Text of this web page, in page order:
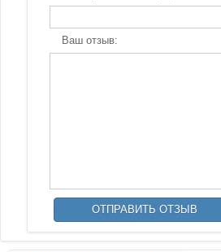
Ваш отзыв: